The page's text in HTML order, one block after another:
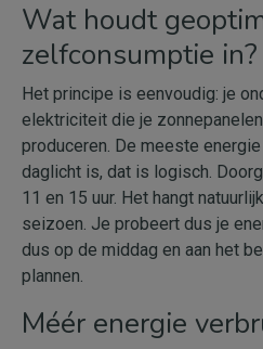
Wat houdt
zelfconsumptie in?
Het principe is eenvoudig: je
elektriciteit die je
produceren. De meeste
daglicht is, dat is logisch.
11 en 15 uur. Het hangt
seizoen. Je probeert dus je
dus op de middag en aan het
plannen.
Méér energie